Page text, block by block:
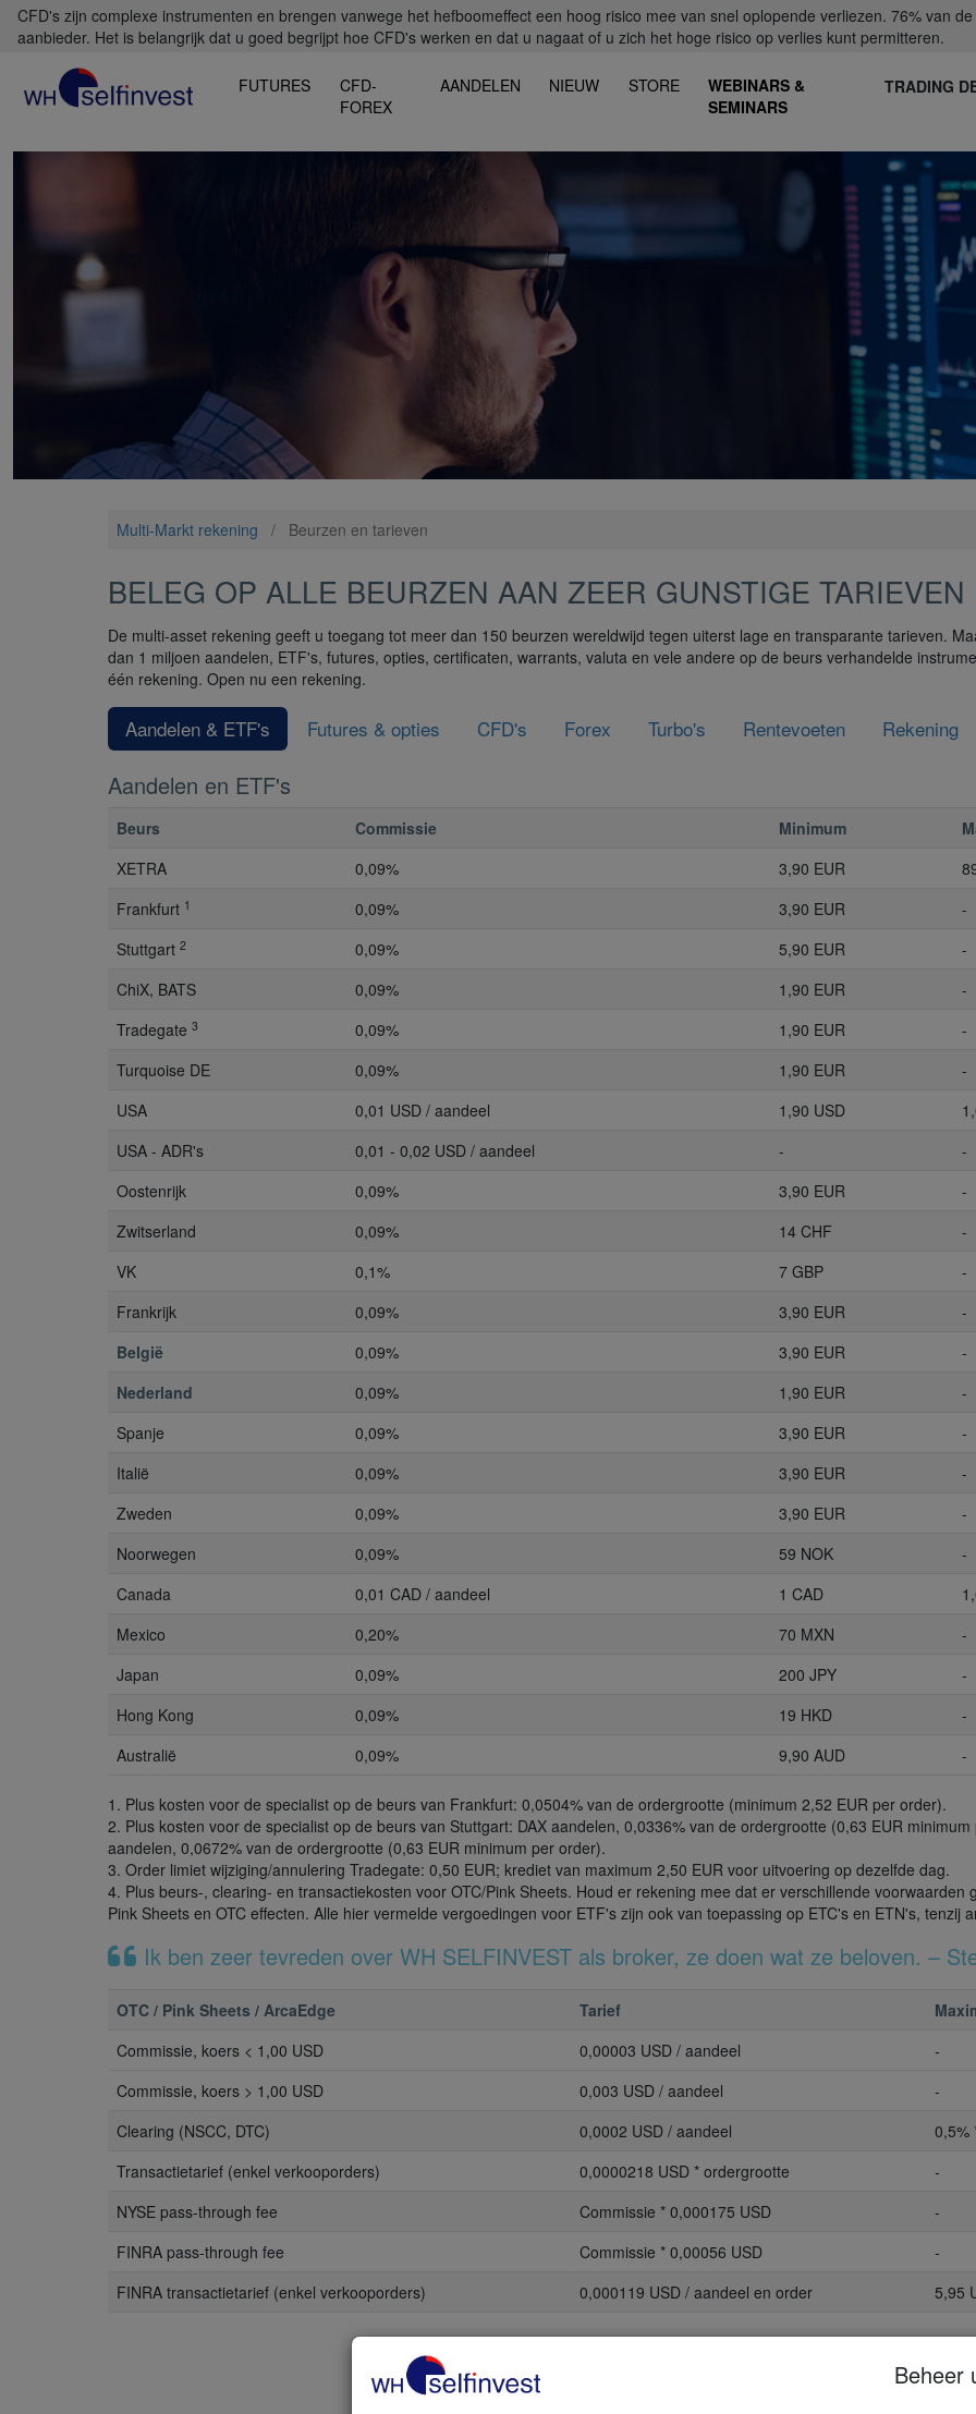
CFD's zijn complexe instrumenten en brengen vanwege het hefboomeffect een hoog risico mee van snel oplopende verliezen. 76% van
aanbieder. Het is belangrijk dat u goed begrijpt hoe CFD's werken en dat u nagaat of u zich het hoge risico op verlies kunt permitteren.
FUTURES
CFD-
FOREX
AANDELEN NIEUW STORE
WEBINARS &
SEMINARS
TRADING
Multi-Markt rekening / Beurzen en tarieven
BELEG OP ALLE BEURZEN AAN ZEER GUNSTIGE TARIEVEN
De multi-asset rekening geeft u toegang tot meer dan 150 beurzen wereldwijd tegen uiterst lage en transparante tarieven.
dan 1 miljoen aandelen, ETF's, futures, opties, certificaten, warrants, valuta en vele andere op de beurs verhandelde
één rekening. Open nu een rekening.
Aandelen & ETF's Futures & opties CFD's Forex Turbo's Rentevoeten Rekening
Aandelen en ETF's
Beurs Commissie Minimum
XETRA
0,09% 3,90 EUR
Frankfurt 1 0,09% 3,90 EUR
-
Stuttgart 2 0,09% 5,90 EUR
-
ChiX, BATS
0,09% 1,90 EUR
-
Tradegate 3 0,09% 1,90 EUR
-
Turquoise DE
0,09% 1,90 EUR
-
USA
0,01 USD / aandeel 1,90 USD
USA - ADR's 0,01 - 0,02 USD / aandeel -
-
Oostenrijk
0,09% 3,90 EUR
-
Zwitserland
0,09% 14 CHF
-
VK
0,1% 7 GBP
-
Frankrijk
0,09% 3,90 EUR
-
België
0,09% 3,90 EUR
-
Nederland
0,09% 1,90 EUR
-
Spanje
0,09% 3,90 EUR
-
Italië
0,09% 3,90 EUR
-
Zweden
0,09% 3,90 EUR
-
Noorwegen
0,09% 59 NOK
-
Canada
0,01 CAD / aandeel 1 CAD
Mexico
0,20% 70 MXN
-
Japan
0,09% 200 JPY
-
Hong Kong
0,09% 19 HKD
-
Australië
0,09% 9,90 AUD -
1. Plus kosten voor de specialist op de beurs van Frankfurt: 0,0504% van de ordergrootte (minimum 2,52 EUR per order).
2. Plus kosten voor de specialist op de beurs van Stuttgart: DAX aandelen, 0,0336% van de ordergrootte (0,63 EUR
aandelen, 0,0672% van de ordergrootte (0,63 EUR minimum per order).
3. Order limiet wijziging/annulering Tradegate: 0,50 EUR; krediet van maximum 2,50 EUR voor uitvoering op dezelfde dag.
4. Plus beurs-, clearing- en transactiekosten voor OTC/Pink Sheets. Houd er rekening mee dat er verschillende voorwaarden
Pink Sheets en OTC effecten. Alle hier vermelde vergoedingen voor ETF's zijn ook van toepassing op ETC's en ETN's, tenzij
Ik ben zeer tevreden over WH SELFINVEST als broker, ze doen wat ze beloven. –
OTC / Pink Sheets / ArcaEdge Tarief
Commissie, koers < 1,00 USD
0,00003 USD / aandeel
-
Commissie, koers > 1,00 USD
0,003 USD / aandeel
-
Clearing (NSCC, DTC)
0,0002 USD / aandeel
0,5%
Transactietarief (enkel verkooporders)
0,0000218 USD * ordergrootte
-
NYSE pass-through fee
Commissie * 0,000175 USD
-
FINRA pass-through fee
Commissie * 0,00056 USD
-
FINRA transactietarief (enkel verkooporders)
0,000119 USD / aandeel en order 5,95
Meer weten over WH SELFINVEST
Beheer